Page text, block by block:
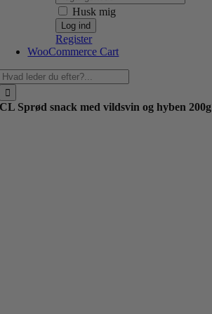
Husk mig
Register
WooCommerce Cart
CL Sprød snack med vildsvin og hyben 200g